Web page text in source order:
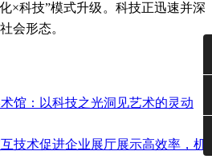
×科技”模式升级。科技正迅速并深
会形态。
馆：以科技之光洞见艺术的灵动
技术促进企业展厅展示高效率，机